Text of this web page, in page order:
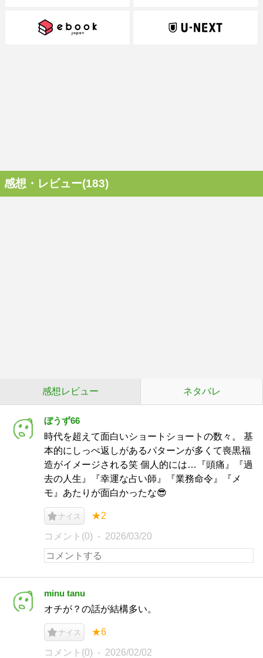
感想・レビュー(183)
感想レビュー ネタバレ
ぼうず66
時代を超えて面白いショートショートの数々。 基
本的にしっぺ返しがあるパターンが多くて喪黒福
造がイメージされる笑 個人的には…『頭痛』『過
去の人生』『幸運な占い師』『業務命令』『メ
モ』あたりが面白かったな😎
ナイス ★2
コメント(0) 2026/03/20
minu tanu
オチが？の話が結構多い。
ナイス ★6
コメント(0) 2026/02/02